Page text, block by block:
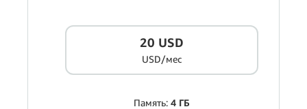
20 USD
USD/мес
Память: 4 ГБ